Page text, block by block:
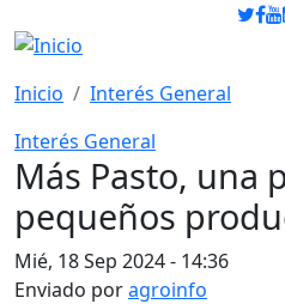
Pasar al contenido principal
Inicio
Interés General
Interés General
Más Pasto, una
pequeños
Mié, 18 Sep 2024 - 14:36
Enviado poragroinfo